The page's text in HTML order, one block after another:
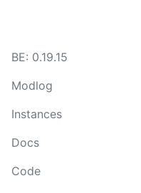
BE: 0.19.15
Modlog
Instances
Docs
Code